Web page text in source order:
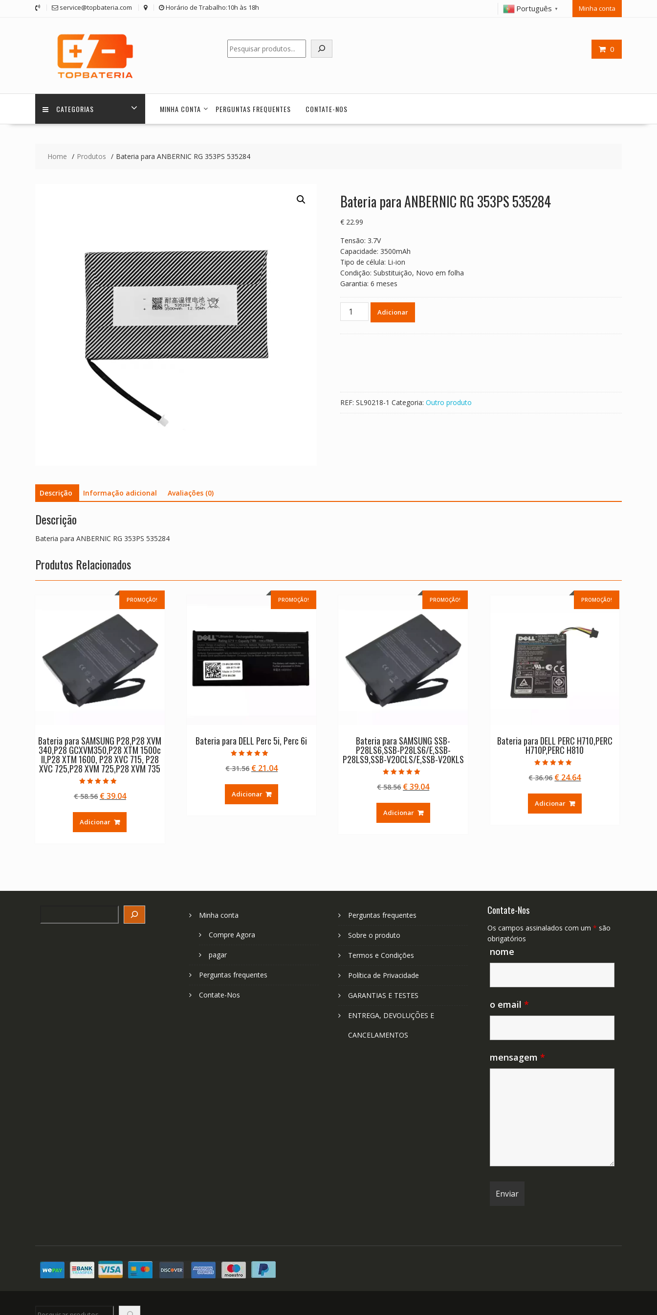
service@topbateria.com Horário de Trabalho:10h às 18h Português ▼ Minha conta
0
Pesquisar
CATEGORIAS MINHA CONTA PERGUNTAS FREQUENTES CONTATE-NOS
Home Produtos Bateria para ANBERNIC RG 353PS 535284
Bateria para ANBERNIC RG 353PS 535284
€ 22.99
Tensão: 3.7V
Capacidade: 3500mAh
Tipo de célula: Li-ion
Condição: Substituição, Novo em folha
Garantia: 6 meses
Quantidade
Adicionar
REF: SL90218-1 Categoria: Outro produto
Descrição Informação adicional Avaliações (0)
Descrição
Bateria para ANBERNIC RG 353PS 535284
Produtos Relacionados
PROMOÇÃO!
Bateria para SAMSUNG P28,P28 XVM
340,P28 GCXVM350,P28 XTM 1500c
II,P28 XTM 1600, P28 XVC 715, P28
XVC 725,P28 XVM 725,P28 XVM 735
4.50
de 5
€58.56 O
original
era:
€39.04O
Adicionar
PROMOÇÃO!
Bateria para DELL Perc 5i, Perc 6i
5.00
de 5
€31.56 O
original
era:
€21.04O
Adicionar
PROMOÇÃO!
Bateria para SAMSUNG SSB-
P28LS6,SSB-P28LS6/E,SSB-
P28LS9,SSB-V20CLS/E,SSB-V20KLS
5.00
de 5
€58.56 O
original
era:
€39.04O
Adicionar
PROMOÇÃO!
Bateria para DELL PERC H710,PERC
H710P,PERC H810
5.00
de 5
€36.96 O
original
era:
€ 24.64O
Adicionar
Minha conta
Compre Agora
pagar
Perguntas frequentes
Contate-Nos
Perguntas frequentes
Sobre o produto
Termos e Condições
Política de Privacidade
GARANTIAS E TESTES
ENTREGA, DEVOLUÇÕES E
CANCELAMENTOS
Contate-Nos
Os campos assinalados com um * são
obrigatórios
nome
o email *
mensagem *
Pesquisar